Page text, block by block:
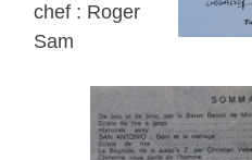
chef : Roger
Sam